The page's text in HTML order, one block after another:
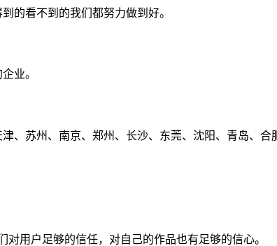
的看不到的我们都努力做到好。
业。
、苏州、南京、郑州、长沙、东莞、沈阳、青岛、合
用户足够的信任，对自己的作品也有足够的信心。